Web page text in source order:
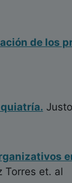
de los
Torres et. al